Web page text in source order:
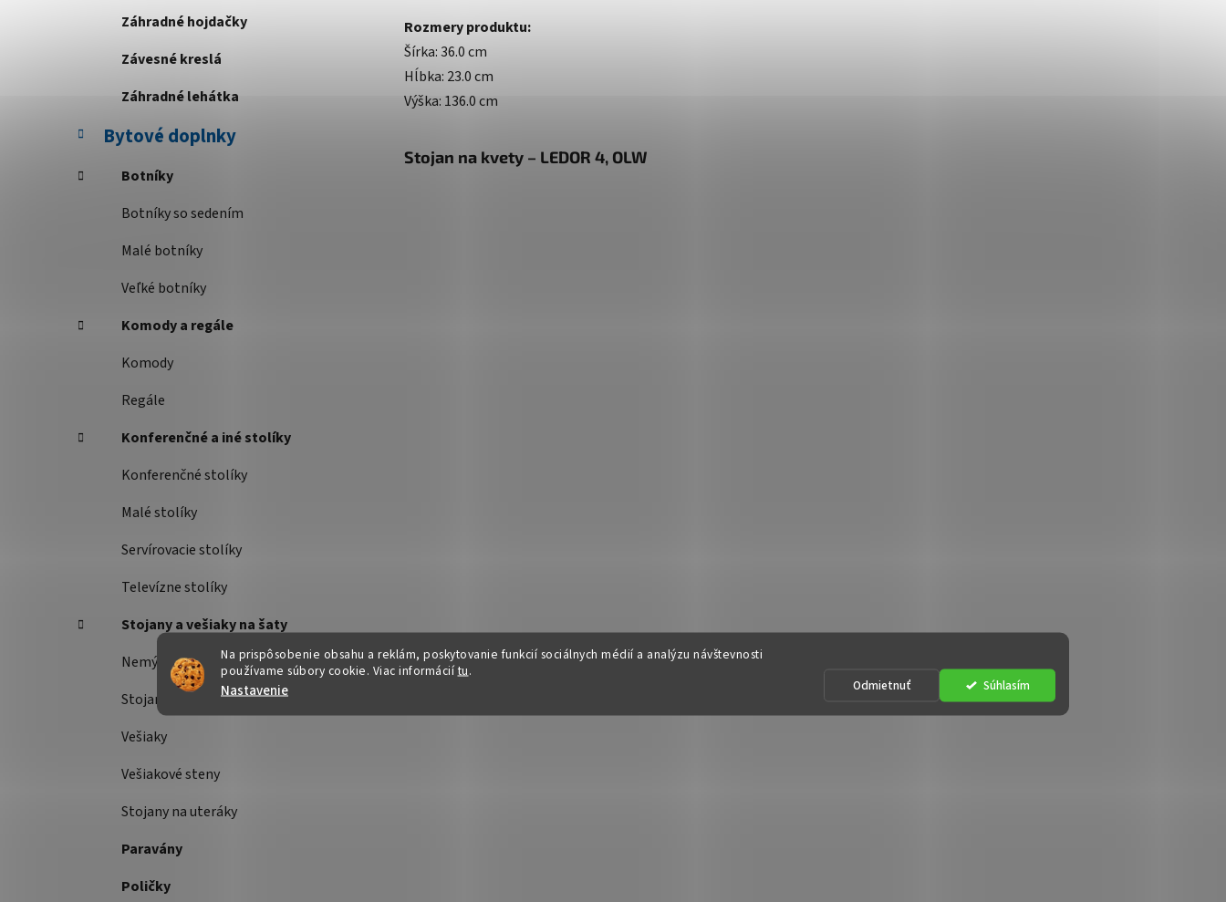
Na prispôsobenie obsahu a reklám, poskytovanie funkcií sociálnych médií a analýzu návštevnosti
používame súbory cookie. Viac informáciítu.
Nastavenie Odmietnuť Súhlasím
Záhradné hojdačky
Závesné kreslá
Záhradné lehátka
Bytové doplnky
Botníky
Botníky so sedením
Malé botníky
Veľké botníky
Komody a regále
Komody
Regále
Konferenčné a iné stolíky
Konferenčné stolíky
Malé stolíky
Servírovacie stolíky
Televízne stolíky
Stojany a vešiaky na šaty
Nemý sluha
Stojany na šaty
Vešiaky
Vešiakové steny
Stojany na uteráky
Paravány
Poličky
Rozmery produktu:
Šírka: 36.0 cm
Hĺbka: 23.0 cm
Výška: 136.0 cm
Stojan na kvety – LEDOR 4, OLW